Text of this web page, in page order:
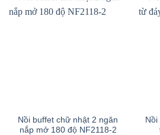
Nồi buffet chữ nhật 2 ngăn
nắp mở 180 độ NF2118-2
Nồi